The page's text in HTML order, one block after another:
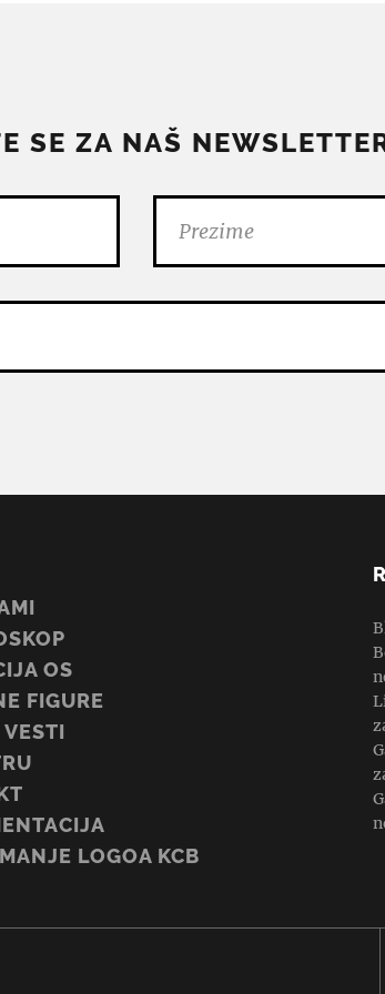
SE ZA NAŠ
OS
FIGURE
LOGOA KCB